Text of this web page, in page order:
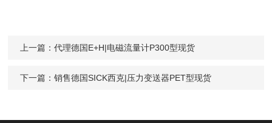
上一篇：代理德国E+H|电磁流量计P300型现货
下一篇：销售德国SICK西克|压力变送器PET型现货